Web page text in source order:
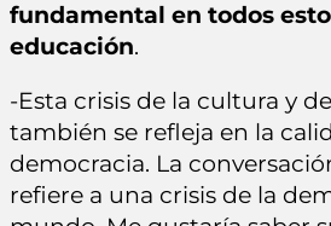
fundamental en todos
educación.
-Esta crisis de la cultura y
también se refleja en la
democracia. La
refiere a una crisis de la